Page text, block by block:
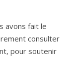
avons fait le
consulter
pour soutenir